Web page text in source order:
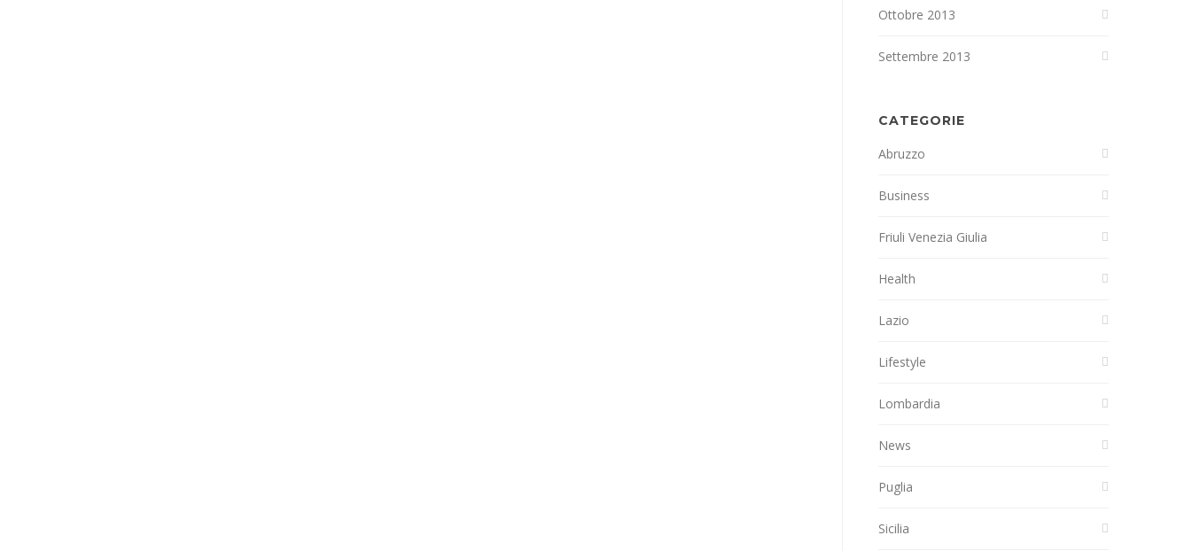
Ottobre 2013
Settembre 2013
CATEGORIE
Abruzzo
Business
Friuli Venezia Giulia
Health
Lazio
Lifestyle
Lombardia
News
Puglia
Sicilia